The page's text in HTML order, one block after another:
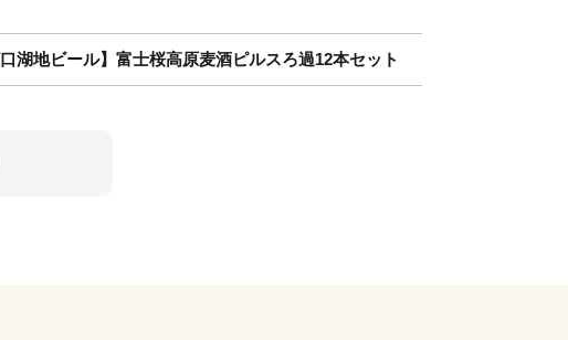
口湖地ビール】富士桜高原麦酒ピルスろ過12本セット